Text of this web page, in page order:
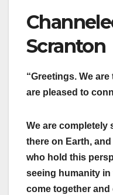
Scranton
“Greetings. We
are pleased to
We are completely
there on Earth,
who hold this
seeing humanity
come together